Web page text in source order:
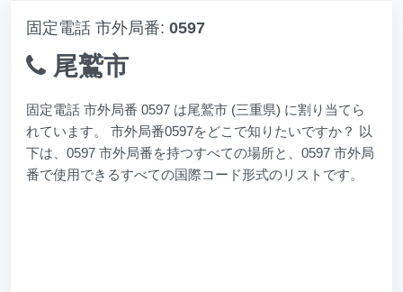
固定電話 市外局番: 0597
尾鷲市
固定電話 市外局番 0597 は尾鷲市 (三重県) に割り当てら
れています。 市外局番0597をどこで知りたいですか？ 以
下は、0597 市外局番を持つすべての場所と、0597 市外局
番で使用できるすべての国際コード形式のリストです。